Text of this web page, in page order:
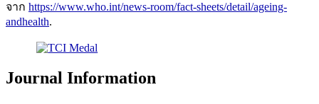
จาก https://www.who.int/news-room/fact-sheets/detail/ageing-
andhealth.
Journal Information